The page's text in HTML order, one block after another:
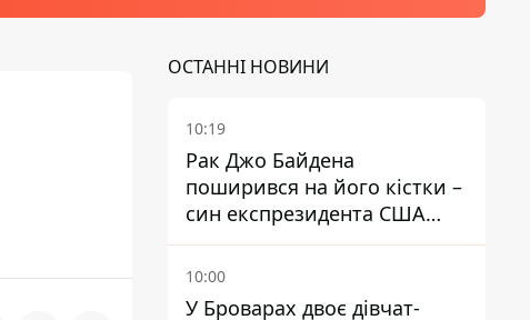
ОСТАННІ НОВИНИ
10:19
Рак Джо Байдена
поширився на його кістки –
син експрезидента США
розповів, що хвороба
батька прогресує
10:00
У Броварах двоє дівчат-